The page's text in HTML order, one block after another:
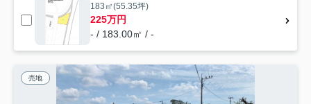
183㎡(55.35坪)
225万円
- / 183.00㎡ / -
売地